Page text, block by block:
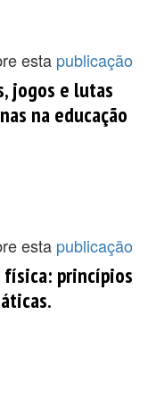
esta publicação
jogos e lutas
na educação
esta publicação
princípios